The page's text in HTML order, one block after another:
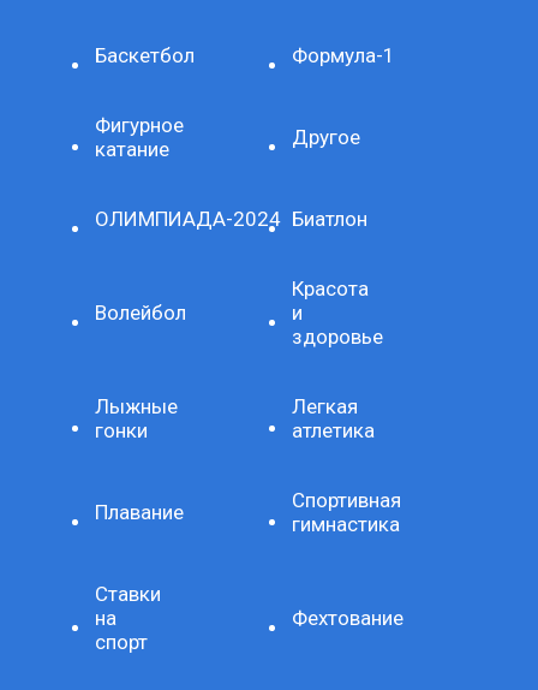
Баскетбол Формула-1
Фигурное
катание
Другое
ОЛИМПИАДА-2024 Биатлон
Волейбол
Красота
и
здоровье
Лыжные
гонки
Легкая
атлетика
Плавание
Спортивная
гимнастика
Ставки
на
спорт
Фехтование